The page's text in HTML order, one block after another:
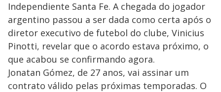
Independiente Santa Fe. A chegada do jogador
argentino passou a ser dada como certa após o
diretor executivo de futebol do clube, Vinicius
Pinotti, revelar que o acordo estava próximo, o
que acabou se confirmando agora.
Jonatan Gómez, de 27 anos, vai assinar um
contrato válido pelas próximas temporadas. O